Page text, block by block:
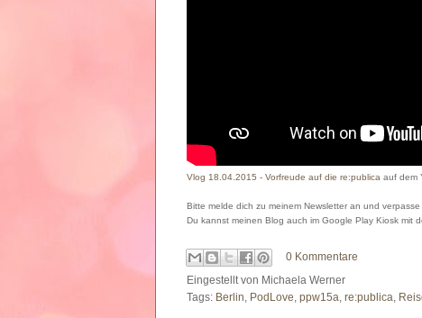
Vlog 18.04.2015 - Vorfreude auf die re:publica auf dem
Bitte melde dich zu meinem Newsletter an und
Du kannst meinen Blog auch im Google Play Kiosk mit
0 Kommentare
Eingestellt von Michaela Werner
Tags: Berlin, PodLove, ppw15a, re:publica,